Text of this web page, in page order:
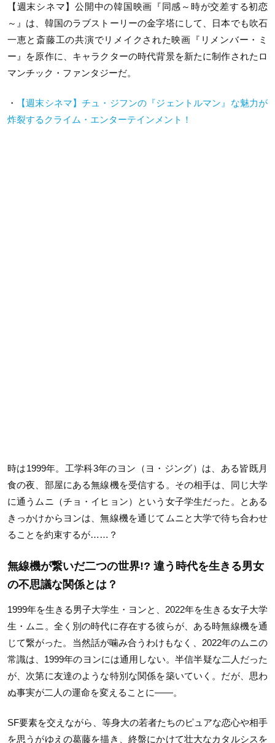
【週末シネマ】公開中の韓国映画『同感～時が交差する初恋
～』は、韓国のラブストーリーの金字塔にして、日本でも吹石
一恵と斎藤工の共演でリメイクされた映画『リメンバー・ミ
ー』を原作に、キャラクターの時代背景を新たに制作されたロ
マンチック・ファンタジーだ。
・
【週末シネマ】チュ・ジフンの『ジェントルマン』な魅力が
炸裂するクライム・エンターテインメント！
時は1999年。工学科3年のヨン（ヨ・ジング）は、ある皆既月
食の夜、部屋にある無線機を受信する。その相手は、同じ大学
に通うムニ（チョ・イヒョン）という女子学生だった。とある
きっかけからヨンは、無線機を通じてムニと大学で待ち合わせ
ることを約束するが……？
無線機が繋いだ二つの世界!? 違う時代を生きる男女
の不思議な関係とは？
1999年を生きる男子大学生・ヨンと、2022年を生きる女子大学
生・ムニ。全く別の時代に存在する彼らが、ある時無線機を通
じて繋がった。当然話が噛み合うわけもなく、2022年のムニの
常識は、1999年のヨンには通用しない。半信半疑な二人だった
が、次第に友達のような特別な関係を築いていく。だが、思わ
ぬ事実が二人の運命を変えることに――。
SF要素を交えながら、等身大の若者たちのピュアな恋心や相手
を思うがゆえの葛藤を描き、終盤にかけて壮大なカタルシスを